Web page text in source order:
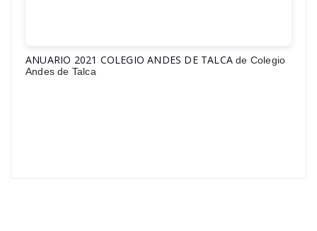
ANUARIO 2021 COLEGIO ANDES DE TALCA de Colegio
Andes de Talca